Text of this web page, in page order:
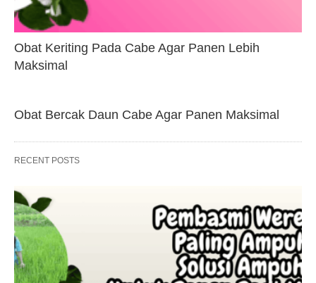
Obat Keriting Pada Cabe Agar Panen Lebih
Maksimal
Obat Bercak Daun Cabe Agar Panen Maksimal
RECENT POSTS